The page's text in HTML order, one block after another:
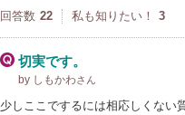
回答数 22 私も知りたい！ 3
切実です。
by しもかわさん
少しここでするには相応しくな